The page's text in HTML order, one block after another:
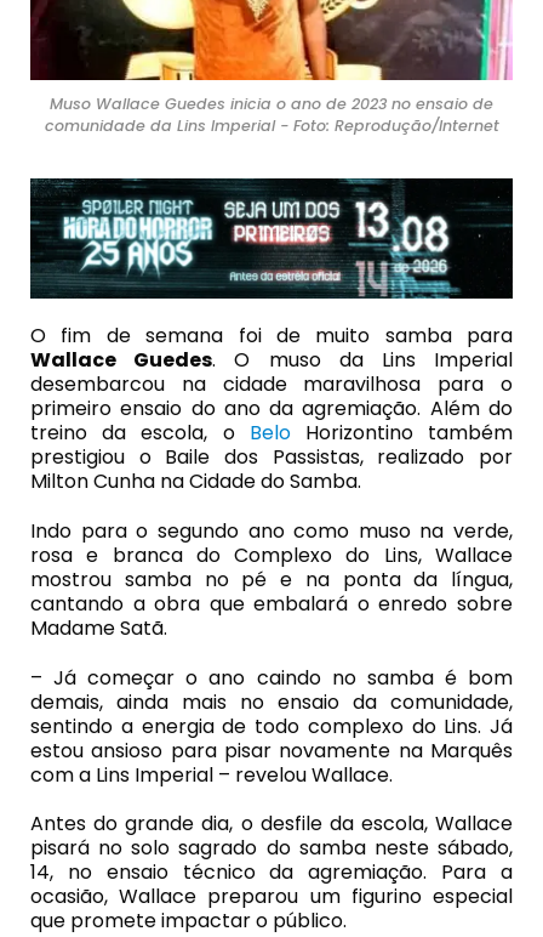
Muso Wallace Guedes inicia o ano de 2023 no ensaio de
comunidade da Lins Imperial - Foto: Reprodução/Internet
O fim de semana foi de muito samba para
Wallace Guedes. O muso da Lins Imperial
desembarcou na cidade maravilhosa para o
primeiro ensaio do ano da agremiação. Além do
treino da escola, o BeloHorizontino também
prestigiou o Baile dos Passistas, realizado por
Milton Cunha na Cidade do Samba.
Indo para o segundo ano como muso na verde,
rosa e branca do Complexo do Lins, Wallace
mostrou samba no pé e na ponta da língua,
cantando a obra que embalará o enredo sobre
Madame Satã.
– Já começar o ano caindo no samba é bom
demais, ainda mais no ensaio da comunidade,
sentindo a energia de todo complexo do Lins. Já
estou ansioso para pisar novamente na Marquês
com a Lins Imperial – revelou Wallace.
Antes do grande dia, o desfile da escola, Wallace
pisará no solo sagrado do samba neste sábado,
14, no ensaio técnico da agremiação. Para a
ocasião, Wallace preparou um figurino especial
que promete impactar o público.